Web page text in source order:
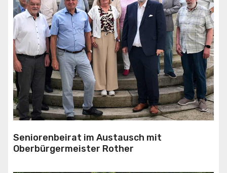
Seniorenbeirat im Austausch mit
Oberbürgermeister Rother